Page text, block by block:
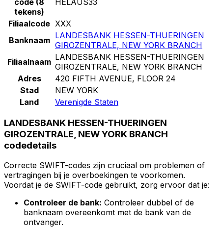
tekens)
Filiaalcode XXX
Banknaam LANDESBANK HESSEN-THUERINGEN
GIROZENTRALE, NEW YORK BRANCH
Filiaalnaam LANDESBANK HESSEN-THUERINGEN
GIROZENTRALE, NEW YORK BRANCH
Adres
420 FIFTH AVENUE, FLOOR 24
Stad
NEW YORK
Land
Verenigde Staten
LANDESBANK HESSEN-THUERINGEN
GIROZENTRALE, NEW YORK BRANCH
codedetails
Correcte SWIFT-codes zijn cruciaal om problemen of
vertragingen bij je overboekingen te voorkomen.
Voordat je de SWIFT-code gebruikt, zorg ervoor dat je:
Controleer de bank: Controleer dubbel of de
banknaam overeenkomt met de bank van de
ontvanger.